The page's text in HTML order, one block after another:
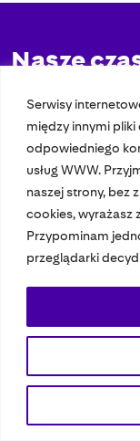
Serwisy
między innymi
odpowiedniego
usług WWW.
naszej strony, bez
cookies, wyrażasz
Przypominam
przeglądarki
Nasze
Nasze
© 2023 Bauer Media
Polityka prywatności